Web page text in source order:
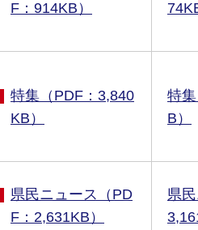
F：914KB）
特集（PDF：3,840
KB）
特
B）
県民ニュース（PD
F：2,631KB）
県